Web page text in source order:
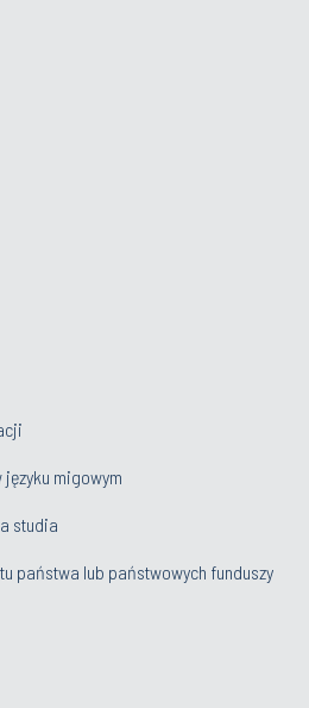
migowym
studia
państwa lub państwowych funduszy